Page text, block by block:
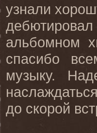
узнали
альбомном
спасибо
музыку.
до скорой